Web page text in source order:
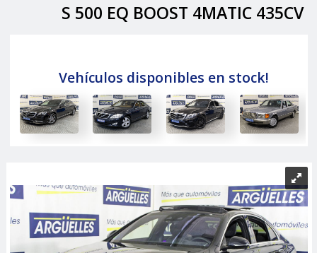
S 500 EQ BOOST 4MATIC 435CV
Vehículos disponibles en stock!